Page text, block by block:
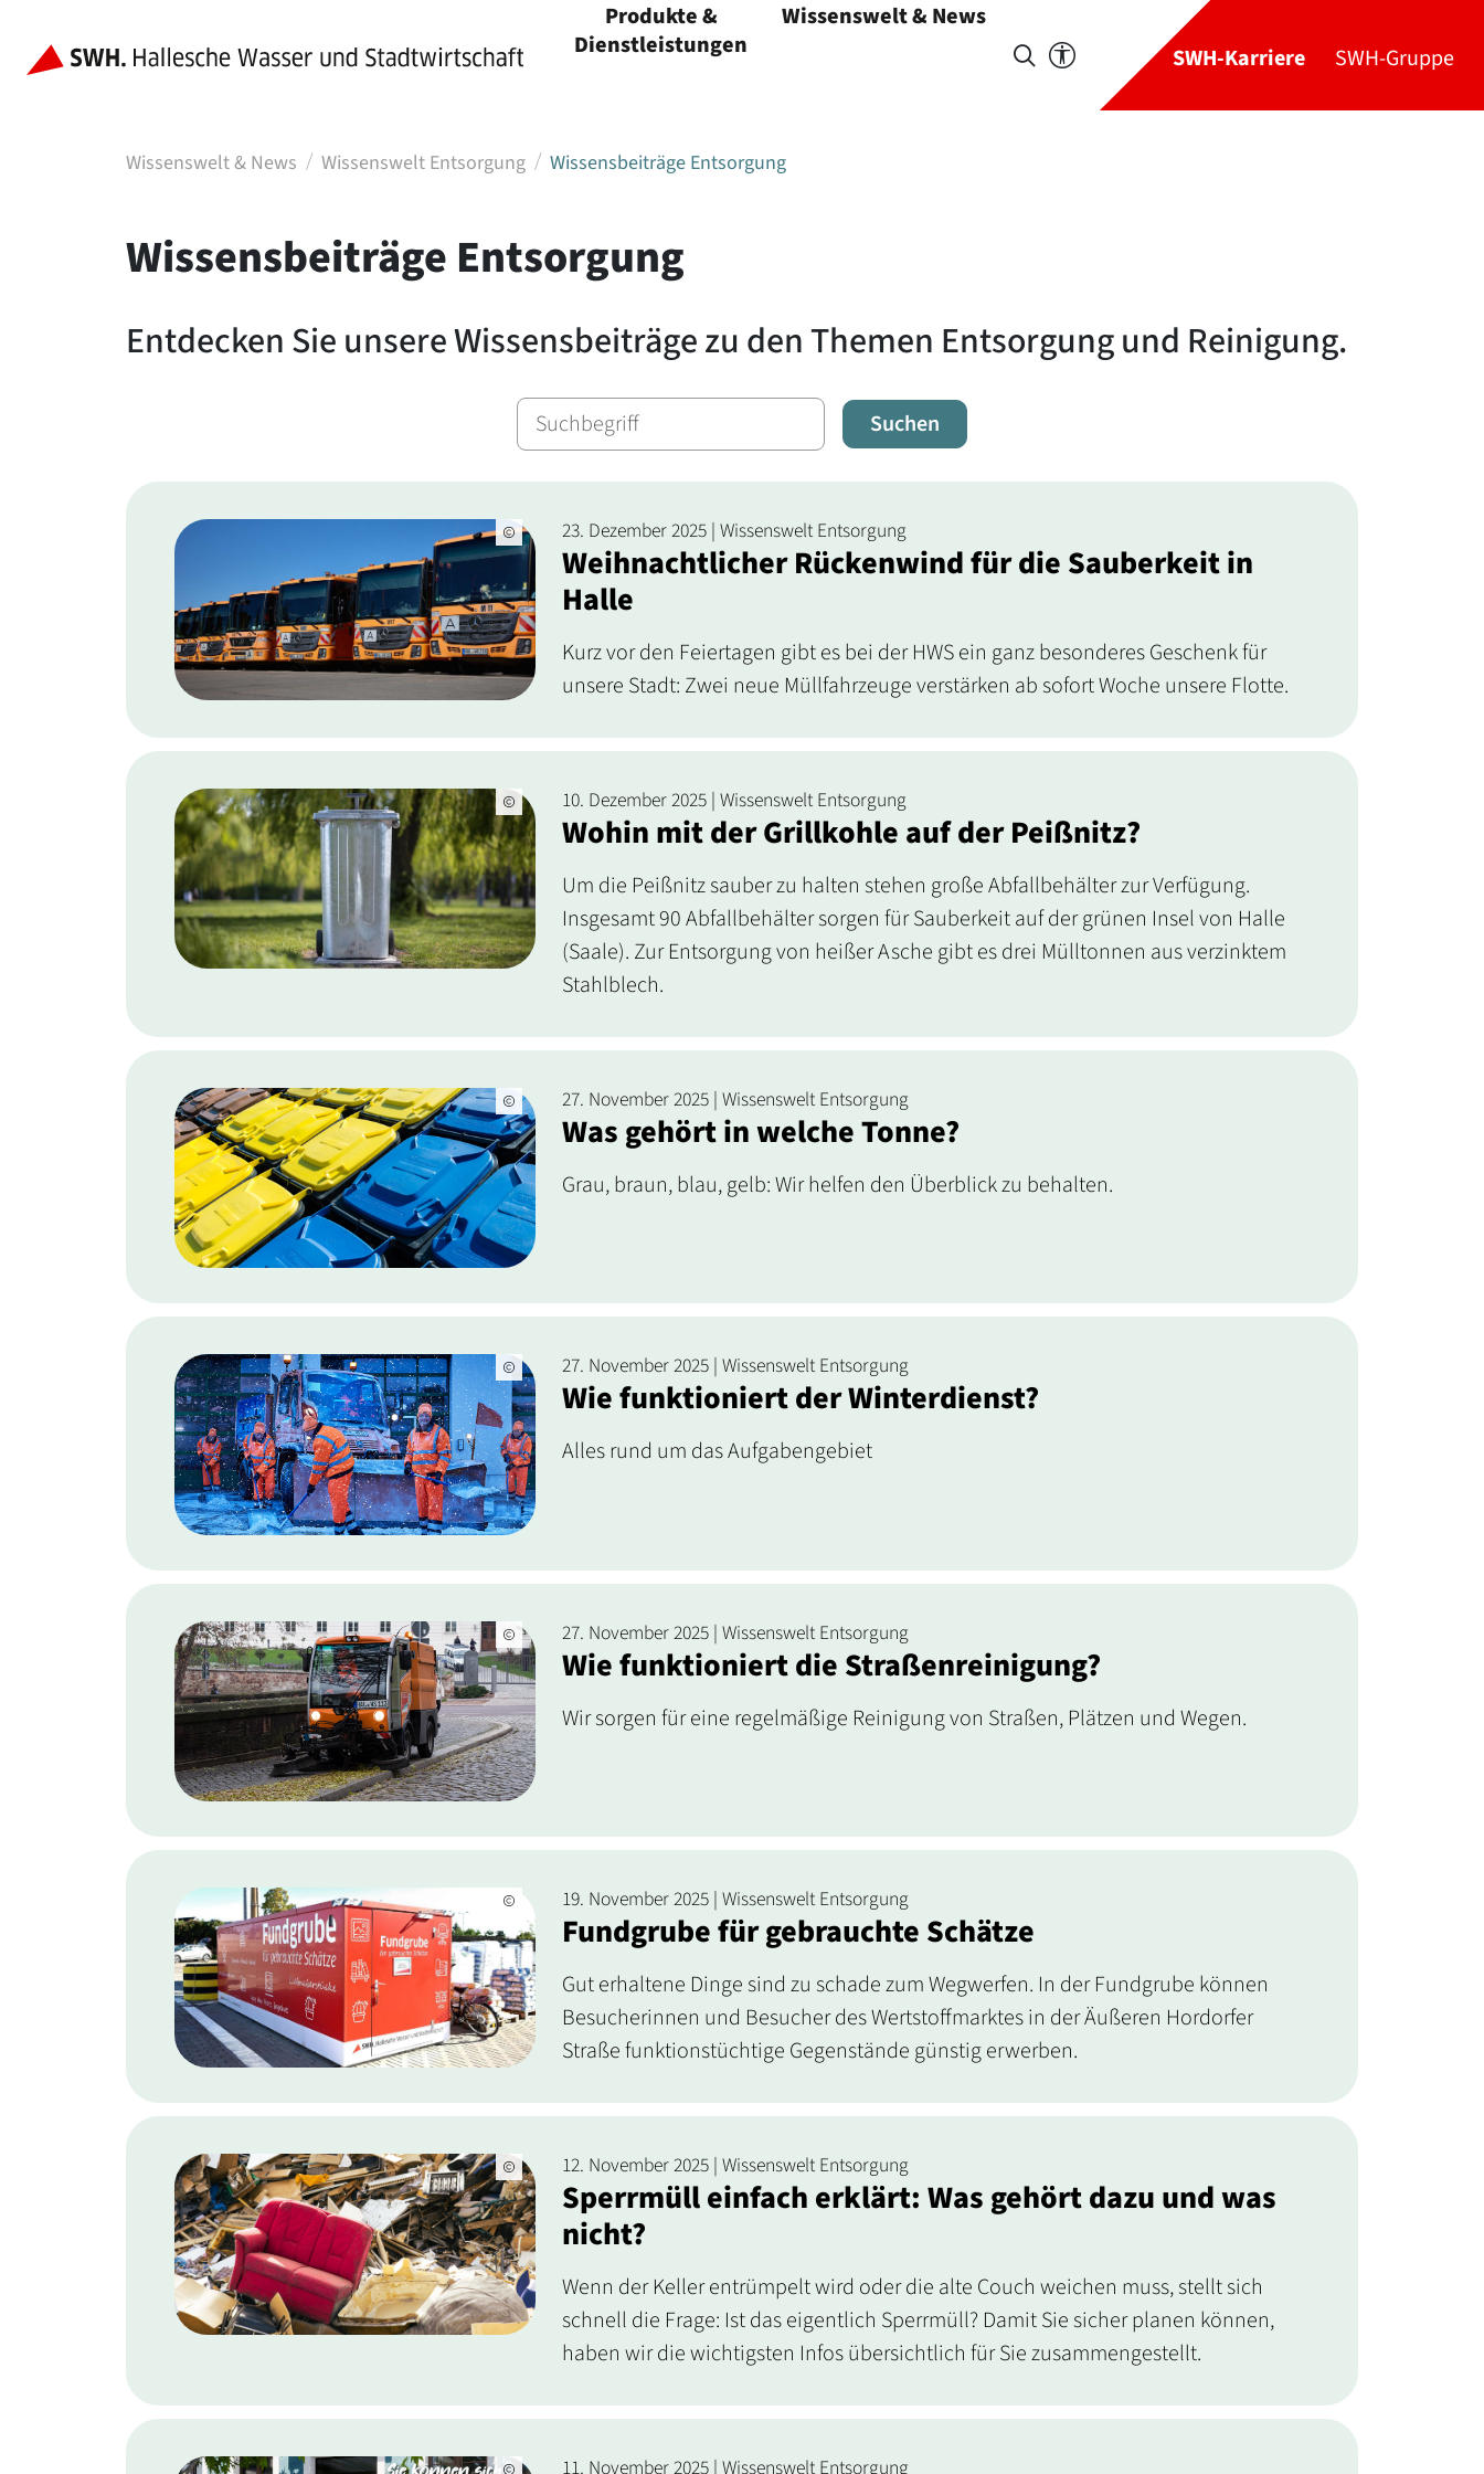
Produkte &
Dienstleistungen
Wissenswelt & News
SWH-Karriere SWH-Gruppe
Wissenswelt & News Wissenswelt Entsorgung Wissensbeiträge Entsorgung
Wissensbeiträge Entsorgung
Entdecken Sie unsere Wissensbeiträge zu den Themen Entsorgung und Reinigung.
Suchen
23. Dezember 2025 | Wissenswelt Entsorgung
Weihnachtlicher Rückenwind für die Sauberkeit in
Halle
Kurz vor den Feiertagen gibt es bei der HWS ein ganz besonderes Geschenk für
unsere Stadt: Zwei neue Müllfahrzeuge verstärken ab sofort Woche unsere Flotte.
10. Dezember 2025 | Wissenswelt Entsorgung
Wohin mit der Grillkohle auf der Peißnitz?
Um die Peißnitz sauber zu halten stehen große Abfallbehälter zur Verfügung.
Insgesamt 90 Abfallbehälter sorgen für Sauberkeit auf der grünen Insel von Halle
(Saale). Zur Entsorgung von heißer Asche gibt es drei Mülltonnen aus verzinktem
Stahlblech.
27. November 2025 | Wissenswelt Entsorgung
Was gehört in welche Tonne?
Grau, braun, blau, gelb: Wir helfen den Überblick zu behalten.
27. November 2025 | Wissenswelt Entsorgung
Wie funktioniert der Winterdienst?
Alles rund um das Aufgabengebiet
27. November 2025 | Wissenswelt Entsorgung
Wie funktioniert die Straßenreinigung?
Wir sorgen für eine regelmäßige Reinigung von Straßen, Plätzen und Wegen.
19. November 2025 | Wissenswelt Entsorgung
Fundgrube für gebrauchte Schätze
Gut erhaltene Dinge sind zu schade zum Wegwerfen. In der Fundgrube können
Besucherinnen und Besucher des Wertstoffmarktes in der Äußeren Hordorfer
Straße funktionstüchtige Gegenstände günstig erwerben.
12. November 2025 | Wissenswelt Entsorgung
Sperrmüll einfach erklärt: Was gehört dazu und was
nicht?
Wenn der Keller entrümpelt wird oder die alte Couch weichen muss, stellt sich
schnell die Frage: Ist das eigentlich Sperrmüll? Damit Sie sicher planen können,
haben wir die wichtigsten Infos übersichtlich für Sie zusammengestellt.
11. November 2025 | Wissenswelt Entsorgung